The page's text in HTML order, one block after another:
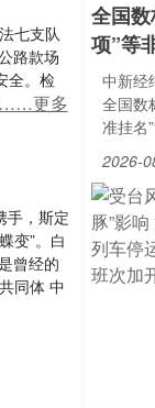
七支队
路款场
全。检
……更多
手，斯定
变”。白
曾经的
同体 中
全国
项”等
中新经
全国数
准挂名
2026-